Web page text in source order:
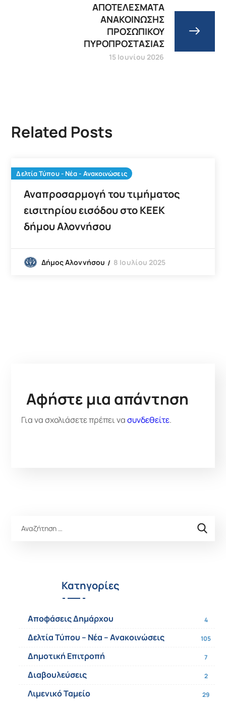
ΑΠΟΤΕΛΕΣΜΑΤΑ
ΑΝΑΚΟΙΝΩΣΗΣ
ΠΡΟΣΩΠΙΚΟΥ
ΠΥΡΟΠΡΟΣΤΑΣΙΑΣ
15 Ιουνίου 2026
Related Posts
Δελτία Τύπου - Νέα - Ανακοινώσεις
Αναπροσαρμογή του τιμήματος
εισιτηρίου εισόδου στο ΚΕΕΚ
δήμου Αλοννήσου
Δήμος Αλοννήσου 8 Ιουλίου 2025
Αφήστε μια απάντηση
Για να σχολιάσετε πρέπει νασυνδεθείτε.
Κατηγορίες
Αποφάσεις Δημάρχου 4
Δελτία Τύπου – Νέα – Ανακοινώσεις 105
Δημοτική Επιτροπή 7
Διαβουλεύσεις 2
Λιμενικό Ταμείο 29